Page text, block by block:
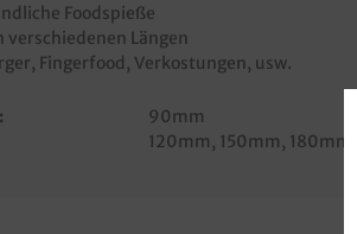
Foodspieße
verschiedenen Längen
Fingerfood, Verkostungen, usw.
90mm
120mm , 150mm , 180mm